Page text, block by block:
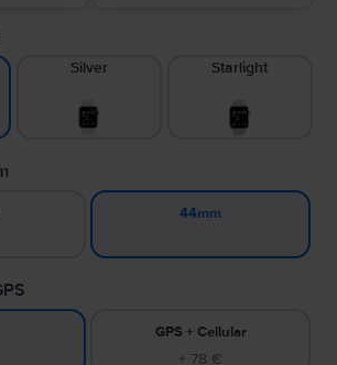
Silver Starlight
44mm
GPS + Cellular
+ 78 €